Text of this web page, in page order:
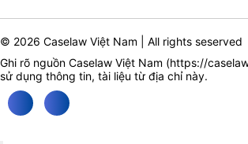
© 2026 Caselaw Việt Nam | All rights seserved
Ghi rõ nguồn Caselaw Việt Nam (https://
sử dụng thông tin, tài liệu từ địa chỉ này.